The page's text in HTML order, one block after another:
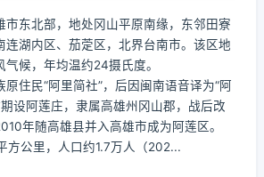
市东北部，地处冈山平原南缘，东邻田寮
连湖内区、茄萣区，北界台南市。该区地
候，年均温约24摄氏度。
原住民“阿里简社”，后因闽南语音译为“阿
设阿莲庄，隶属高雄州冈山郡，战后改
年随高雄县并入高雄市成为阿莲区。
方公里，人口约1.7万人（202...